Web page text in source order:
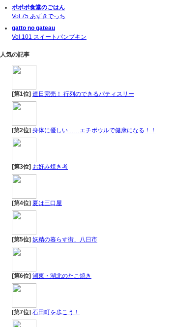
ポポポ食堂のごはん
Vol.75 あずきでっち
gatto no gateau
Vol.101 スイートパンプキン
人気の記事
[第1位] 連日完売！ 行列のできるパティスリー
[第2位] 身体に優しい……エチボウルで健康になる！！
[第3位] お好み焼き考
[第4位] 夏は三口屋
[第5位] 妖精の暮らす街、八日市
[第6位] 湖東・湖北のたこ焼き
[第7位] 石田町を歩こう！